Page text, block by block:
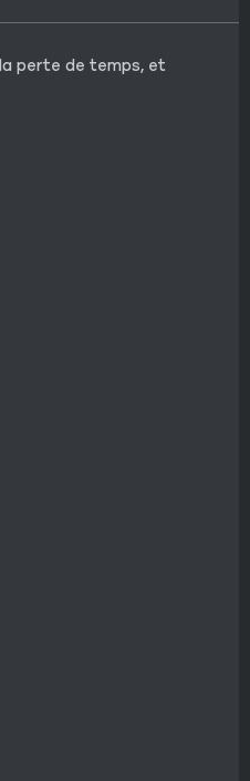
perte de temps, et